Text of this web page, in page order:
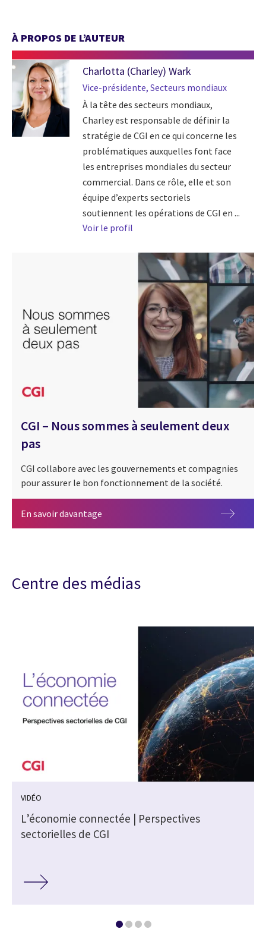
À PROPOS DE L’AUTEUR
Charlotta (Charley) Wark
Vice-présidente, Secteurs mondiaux
À la tête des secteurs mondiaux,
Charley est responsable de définir la
stratégie de CGI en ce qui concerne les
problématiques auxquelles font face
les entreprises mondiales du secteur
commercial. Dans ce rôle, elle et son
équipe d’experts sectoriels
soutiennent les opérations de CGI en ...
Voir le profil
CGI – Nous sommes à seulement deux
pas
CGI collabore avec les gouvernements et compagnies
pour assurer le bon fonctionnement de la société.
En savoir davantage CGI – Nous sommes à seulement deux
Centre des médias
VIDÉO
L’économie connectée | Perspectives
sectorielles de CGI